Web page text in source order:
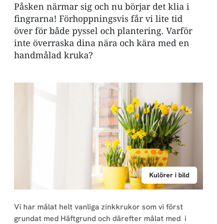
Påsken närmar sig och nu börjar det klia i
fingrarna! Förhoppningsvis får vi lite tid
över för både pyssel och plantering. Varför
inte överraska dina nära och kära med en
handmålad kruka?
Kulörer i bild
Vi har målat helt vanliga zinkkrukor som vi först
grundat med Häftgrund och därefter målat med i